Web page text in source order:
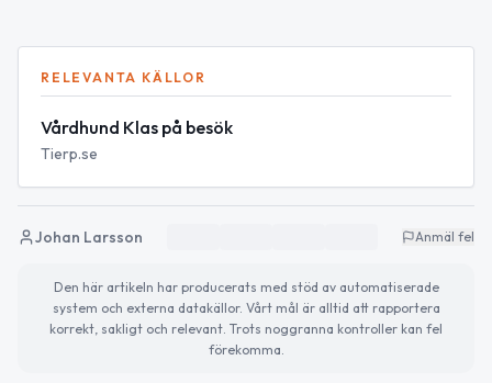
RELEVANTA KÄLLOR
Vårdhund Klas på besök
Tierp.se
Johan Larsson Anmäl fel
Den här artikeln har producerats med stöd av automatiserade
system och externa datakällor. Vårt mål är alltid att rapportera
korrekt, sakligt och relevant. Trots noggranna kontroller kan fel
förekomma.